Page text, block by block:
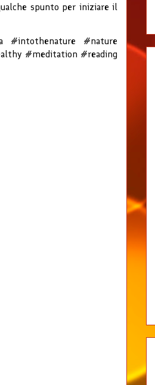
spunto per iniziare il
#intothenature #nature
#meditation #reading